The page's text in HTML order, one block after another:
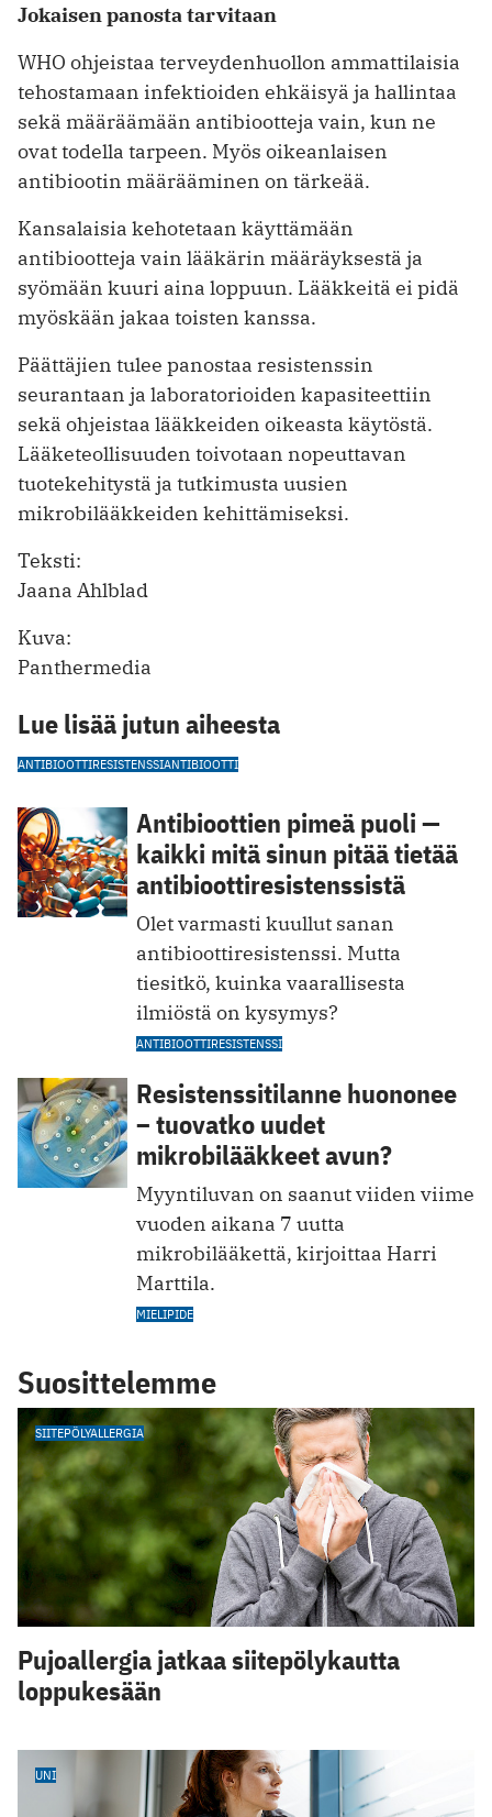
Jokaisen panosta tarvitaan
WHO ohjeistaa terveydenhuollon ammattilaisia
tehostamaan infektioiden ehkäisyä ja hallintaa
sekä määräämään antibiootteja vain, kun ne
ovat todella tarpeen. Myös oikeanlaisen
antibiootin määrääminen on tärkeää.
Kansalaisia kehotetaan käyttämään
antibiootteja vain lääkärin määräyksestä ja
syömään kuuri aina loppuun. Lääkkeitä ei pidä
myöskään jakaa toisten kanssa.
Päättäjien tulee panostaa resistenssin
seurantaan ja laboratorioiden kapasiteettiin
sekä ohjeistaa lääkkeiden oikeasta käytöstä.
Lääketeollisuuden toivotaan nopeuttavan
tuotekehitystä ja tutkimusta uusien
mikrobilääkkeiden kehittämiseksi.
Teksti:
Jaana Ahlblad
Kuva:
Panthermedia
Lue lisää jutun aiheesta
ANTIBIOOTTIRESISTENSSIANTIBIOOTTI
Antibioottien pimeä puoli —
kaikki mitä sinun pitää tietää
antibioottiresistenssistä
Olet varmasti kuullut sanan
antibioottiresistenssi. Mutta
tiesitkö, kuinka vaarallisesta
ilmiöstä on kysymys?
ANTIBIOOTTIRESISTENSSI
Resistenssitilanne huononee
– tuovatko uudet
mikrobilääkkeet avun?
Myyntiluvan on saanut viiden viime
vuoden aikana 7 uutta
mikrobilääkettä, kirjoittaa Harri
Marttila.
MIELIPIDE
Suosittelemme
SIITEPÖLYALLERGIA
Pujoallergia jatkaa siitepölykautta
loppukesään
UNI